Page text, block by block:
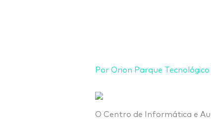
Por Orion Parque Tecnológico
O Centro de Informática e